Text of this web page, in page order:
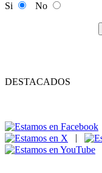
Si
No
DESTACADOS
|